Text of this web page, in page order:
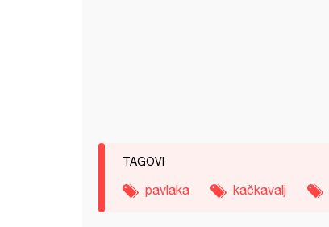
TAGOVI
pavlaka kačkavalj